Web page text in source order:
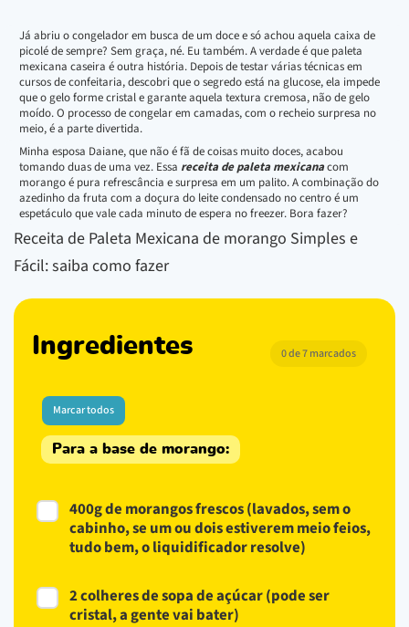
Já abriu o congelador em busca de um doce e só achou aquela caixa de
picolé de sempre? Sem graça, né. Eu também. A verdade é que paleta
mexicana caseira é outra história. Depois de testar várias técnicas em
cursos de confeitaria, descobri que o segredo está na glucose, ela impede
que o gelo forme cristal e garante aquela textura cremosa, não de gelo
moído. O processo de congelar em camadas, com o recheio surpresa no
meio, é a parte divertida.
Minha esposa Daiane, que não é fã de coisas muito doces, acabou
tomando duas de uma vez. Essa receita de paleta mexicanacom
morango é pura refrescância e surpresa em um palito. A combinação do
azedinho da fruta com a doçura do leite condensado no centro é um
espetáculo que vale cada minuto de espera no freezer. Bora fazer?
Receita de Paleta Mexicana de morango Simples e
Fácil: saiba como fazer
Ingredientes 0 de 7 marcados
Marcar todos
Para a base de morango:
400g de morangos frescos (lavados, sem o
cabinho, se um ou dois estiverem meio feios,
tudo bem, o liquidificador resolve)
2 colheres de sopa de açúcar (pode ser
cristal, a gente vai bater)